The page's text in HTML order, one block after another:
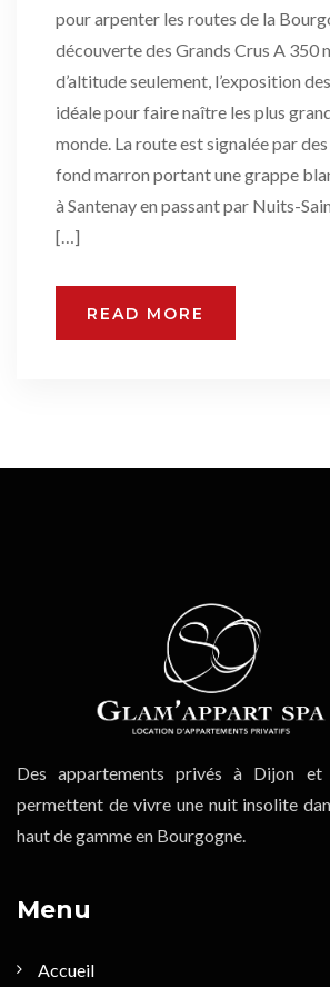
pour arpenter les routes de la
découverte des Grands Crus A 350
d’altitude seulement, l’exposition
idéale pour faire naître les plus
monde. La route est signalée par
fond marron portant une grappe
à Santenay en passant par Nuits-
[…]
READ MORE
Des appartements privés à Dijon
permettent de vivre une nuit insolite
haut de gamme en Bourgogne.
Menu
Accueil